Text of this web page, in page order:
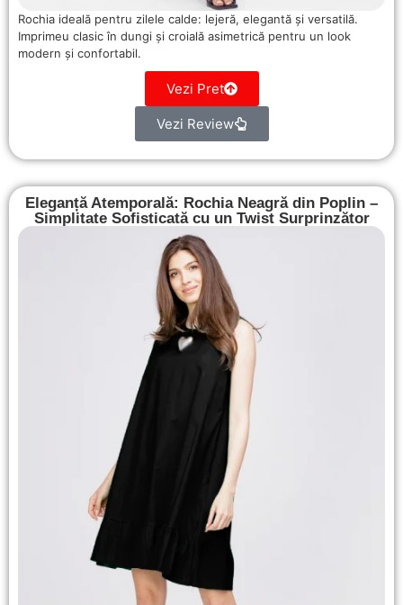
Rochia ideală pentru zilele calde: lejeră, elegantă și versatilă.
Imprimeu clasic în dungi și croială asimetrică pentru un look
modern și confortabil.
Vezi Pret
Vezi Review
Eleganță Atemporală: Rochia Neagră din Poplin –
Simplitate Sofisticată cu un Twist Surprinzător